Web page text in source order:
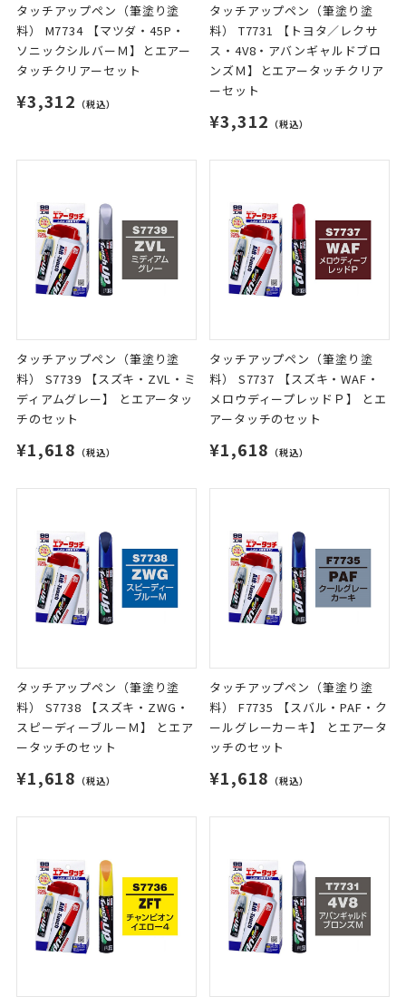
タッチアップペン（筆塗り塗
料） M7734 【マツダ・45P・
ソニックシルバーＭ】とエアー
タッチクリアーセット
¥3,312 （税込）
タッチアップペン（筆塗り塗
料） T7731 【トヨタ／レクサ
ス・4V8・アバンギャルドブロ
ンズＭ】とエアータッチクリア
ーセット
¥3,312 （税込）
タッチアップペン（筆塗り塗
料） S7739 【スズキ・ZVL・ミ
ディアムグレー】 とエアータッ
チのセット
¥1,618 （税込）
タッチアップペン（筆塗り塗
料） S7737 【スズキ・WAF・
メロウディープレッドＰ】 とエ
アータッチのセット
¥1,618 （税込）
タッチアップペン（筆塗り塗
料） S7738 【スズキ・ZWG・
スピーディーブルーＭ】 とエア
ータッチのセット
¥1,618 （税込）
タッチアップペン（筆塗り塗
料） F7735 【スバル・PAF・ク
ールグレーカーキ】 とエアータ
ッチのセット
¥1,618 （税込）